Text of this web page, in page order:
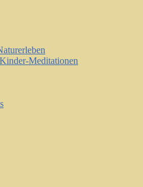
Meditationen